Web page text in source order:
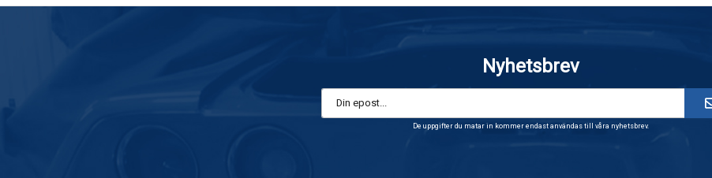
Nyhetsbrev
De uppgifter du matar in kommer endast användas till våra nyhetsbrev.